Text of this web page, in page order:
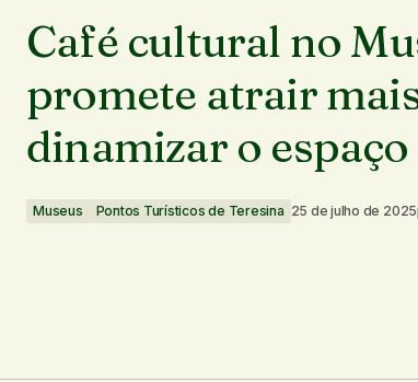
aborda desafios e talentos da música
piauiense
Pontos
Teresina
Café cultural no
promete atrair
dinamizar o espaço
Museus Pontos Turísticos de Teresina 25 de julho de 2025